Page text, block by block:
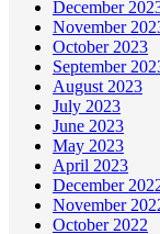
December
November
October 2023
September
August 2023
July 2023
June 2023
May 2023
April 2023
December
November
October 2022